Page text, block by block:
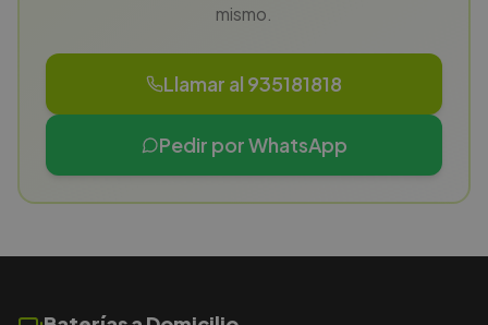
mismo.
Llamar al 935181818
Pedir por WhatsApp